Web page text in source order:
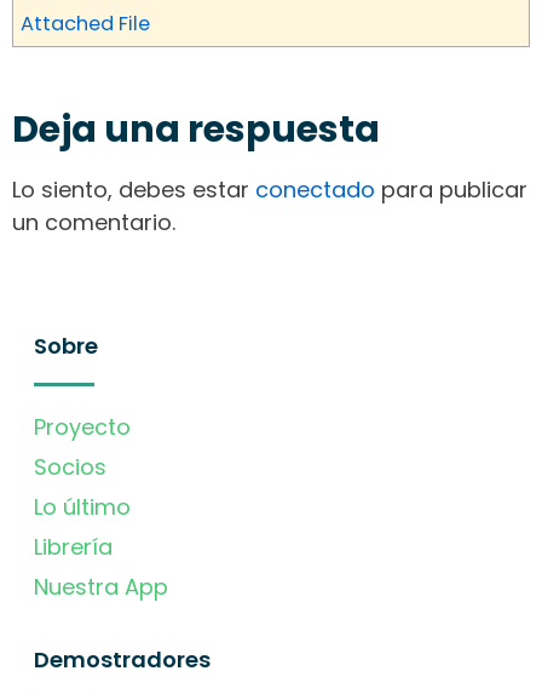
Attached File
Deja una respuesta
Lo siento, debes estar conectado para publicar
un comentario.
Sobre
Proyecto
Socios
Lo último
Librería
Nuestra App
Demostradores